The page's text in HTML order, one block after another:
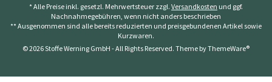
* Alle Preise inkl. gesetzl. Mehrwertsteuer zzgl. Versandkosten und ggf.
Nachnahmegebühren, wenn nicht anders beschrieben
** Ausgenommen sind alle bereits reduzierten und preisgebundenen Artikel sowie
Kurzwaren.
© 2026 Stoffe Werning GmbH - All Rights Reserved. Theme byThemeWare®